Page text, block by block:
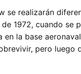
se realizarán
1972, cuando se
la base
pero luego